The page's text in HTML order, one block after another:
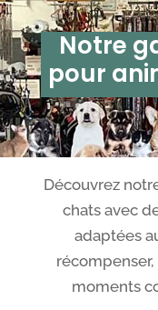
Notre
pour
Découvrez
chats avec
adaptées
moments